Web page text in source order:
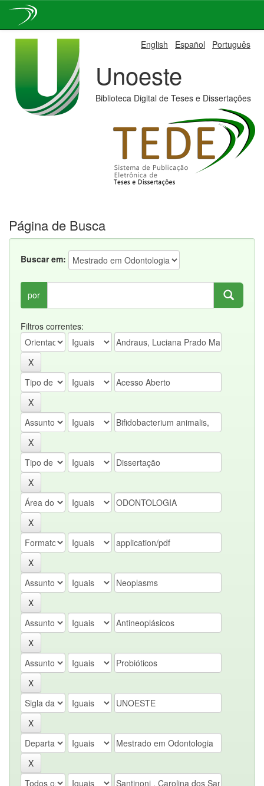
English Español Português
Unoeste
Biblioteca Digital de Teses e Dissertações
Página de Busca
Buscar em:
por
Filtros correntes: